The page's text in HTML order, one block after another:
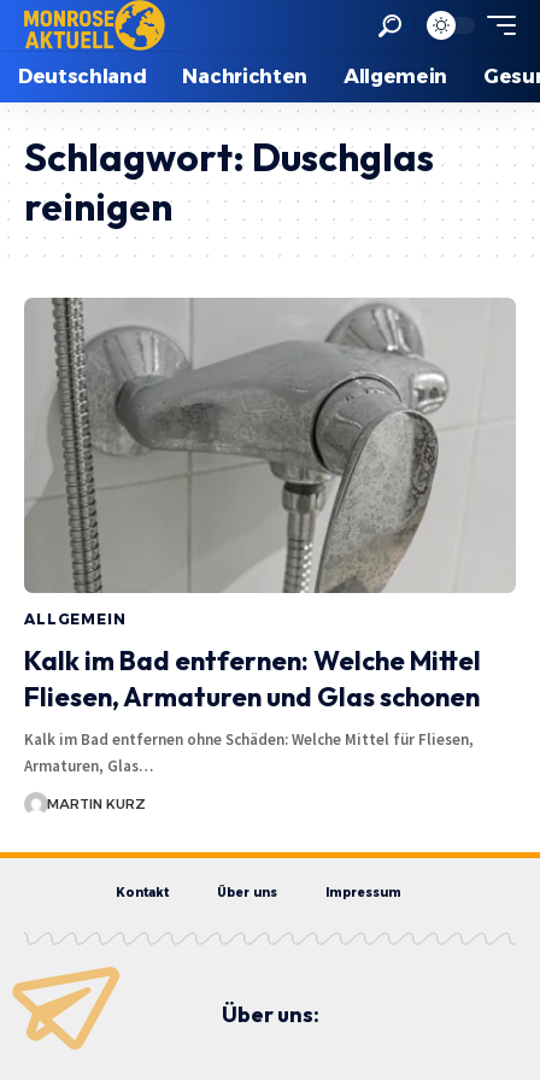
Deutschland Nachrichten Allgemein
Schlagwort: Duschglas
reinigen
ALLGEMEIN
Kalk im Bad entfernen: Welche Mittel
Fliesen, Armaturen und Glas schonen
Kalk im Bad entfernen ohne Schäden: Welche Mittel für Fliesen,
Armaturen, Glas…
MARTIN KURZ
Kontakt Über uns Impressum
Über uns: